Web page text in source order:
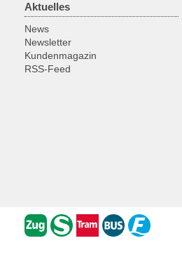
Aktuelles
News
Newsletter
Kundenmagazin
RSS-Feed